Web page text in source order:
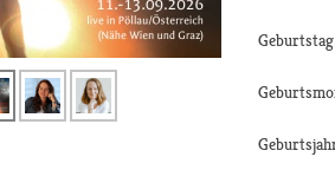
Geburtstag